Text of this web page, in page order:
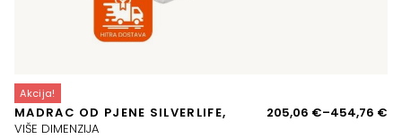
Akcija!
MADRAC OD PJENE SILVERLIFE,
VIŠE DIMENZIJA
205,06 €–454,76 €